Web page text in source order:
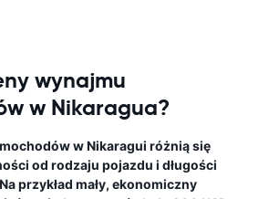
wynajmu
w Nikaragua?
w Nikaragui różnią się
od rodzaju pojazdu i długości
przykład mały, ekonomiczny